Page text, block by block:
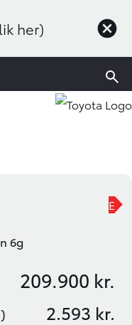
her)
6g
E
209.900 kr.
2.593 kr.